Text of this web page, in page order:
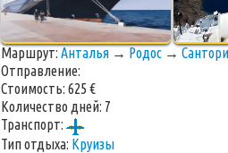
Маршрут: Анталья → Родос →
Отправление:
Стоимость: 625 €
Количество дней: 7
Транспорт:
Тип отдыха: Круизы